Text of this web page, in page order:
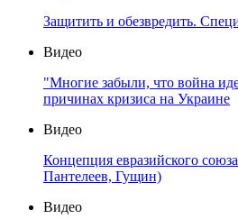
Защитить и обезвредить.
Видео
"Многие забыли, что война
причинах кризиса на Украине
Видео
Концепция евразийского
Пантелеев, Гущин)
Видео